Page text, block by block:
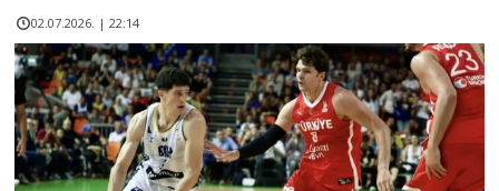
02.07.2026. | 22:14